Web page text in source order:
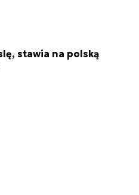
stawia na polską